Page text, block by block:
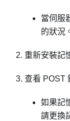
當伺服
的狀況
重新安裝記
查看 POST
如果記
請更換